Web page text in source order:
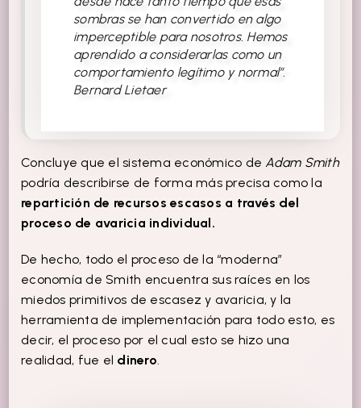
sombras se han convertido en algo
imperceptible para nosotros. Hemos
aprendido a considerarlas como un
comportamiento legítimo y normal”.
Bernard Lietaer
Concluye que el sistema económico de Adam Smith
podría describirse de forma más precisa como la
repartición de recursos escasos a través del
proceso de avaricia individual.
De hecho, todo el proceso de la “moderna”
economía de Smith encuentra sus raíces en los
miedos primitivos de escasez y avaricia, y la
herramienta de implementación para todo esto, es
decir, el proceso por el cual esto se hizo una
realidad, fue el dinero.